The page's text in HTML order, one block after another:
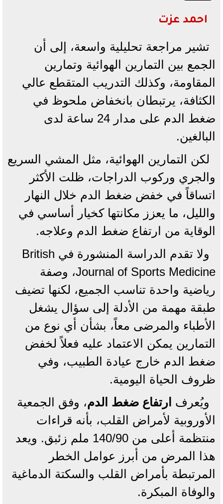
احمد عزت
تشير مراجعة تحليلية واسعة، إلى أن
الجمع بين التمارين الهوائية وتمارين
المقاومة، وكذلك التدريب المتقطع عالي
الكثافة، يرتبطان بانخفاض ملحوظ في
ضغط الدم على مدار 24 ساعة لدى
البالغين.
لكن التمارين الهوائية، مثل المشي السريع
والجري وركوب الدراجات، ظلت الأكثر
اتساقاً في خفض ضغط الدم خلال النهار
والليل، ما يعزز مكانتها كخيار أساسي في
الوقاية من ارتفاع ضغط الدم وعلاجه.
ولا تقدم الدراسة المنشورة في British
Journal of Sports Medicine، وصفة
رياضية واحدة تناسب الجميع، لكنها تضيف
طبقة مهمة من الأدلة إلى سؤال يشغل
الأطباء والمرضى معاً، بشأن أي نوع من
التمارين يمكن الاعتماد عليه فعلاً لخفض
ضغط الدم خارج عيادة الطبيب، وفي
ظروف الحياة اليومية.
ويُعرف ارتفاع ضغط الدم، وفق الجمعية
الأوروبية لأمراض القلب، بأنه قراءات
منتظمة أعلى من 140/90 ملم زئبق. ويعد
هذا المرض من أبرز عوامل الخطر
المرتبطة بأمراض القلب والسكتة الدماغية
والوفاة المبكرة.